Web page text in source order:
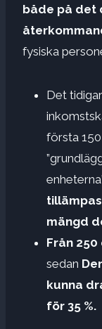
både på det
fysiska
Det
första
mängd
Från 250
sedan
kunna
för 35 %.